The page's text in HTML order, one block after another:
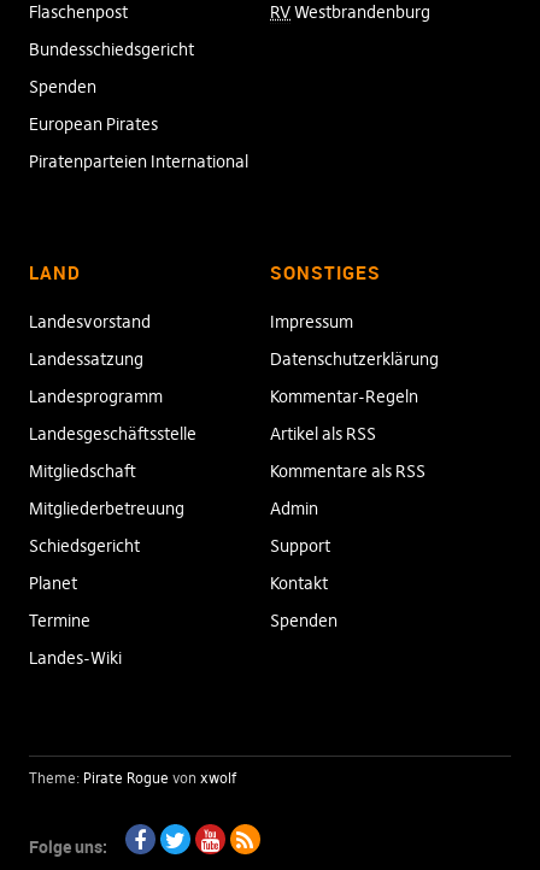
Flaschenpost
Bundesschiedsgericht
Spenden
European Pirates
Piratenparteien International
RVWestbrandenburg
LAND
Landesvorstand
Landessatzung
Landesprogramm
Landesgeschäftsstelle
Mitgliedschaft
Mitgliederbetreuung
Schiedsgericht
Planet
Termine
Landes-Wiki
SONSTIGES
Impressum
Datenschutzerklärung
Kommentar-Regeln
Artikel als RSS
Kommentare als RSS
Admin
Support
Kontakt
Spenden
Theme: Pirate Rogue von xwolf
Folge uns: